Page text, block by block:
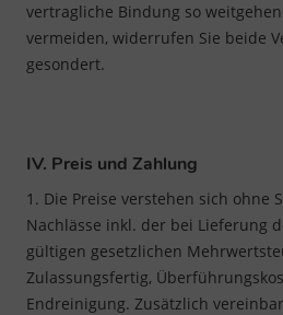
vertragliche Bindung so
vermeiden, widerrufen Sie beide
gesondert.
IV. Preis und Zahlung
1. Die Preise verstehen sich ohne
Nachlässe inkl. der bei Lieferung
gültigen gesetzlichen
Zulassungsfertig,
Endreinigung. Zusätzlich